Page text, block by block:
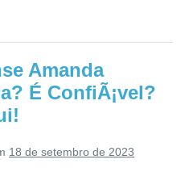
Amanda
É ConfiÃ¡vel?
18 de setembro de 2023